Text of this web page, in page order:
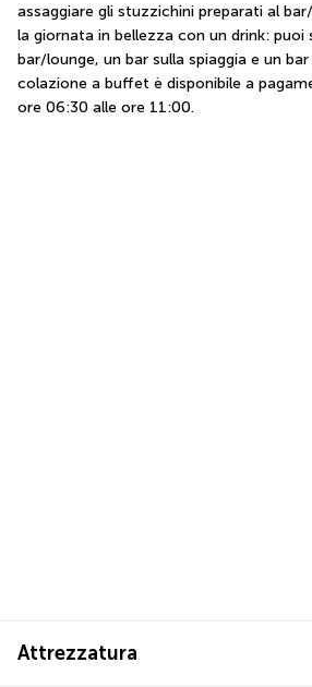
assaggiare gli stuzzichini preparati al
la giornata in bellezza con un drink: puoi
bar/lounge, un bar sulla spiaggia e un
colazione a buffet è disponibile a
ore 06:30 alle ore 11:00.
Attrezzatura